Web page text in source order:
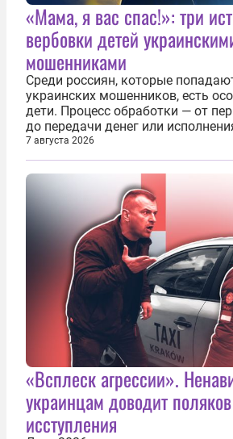
«Мама, я вас спас!»: три
вербовки детей
мошенниками
Среди россиян, которые
украинских мошенников, есть
дети. Процесс обработки — от
до передачи денег или
кураторов может занять от двух
нескольких месяцев. Детей
послушных исполнителей,
7 августа 2026
«Всплеск агрессии».
украинцам доводит
исступления